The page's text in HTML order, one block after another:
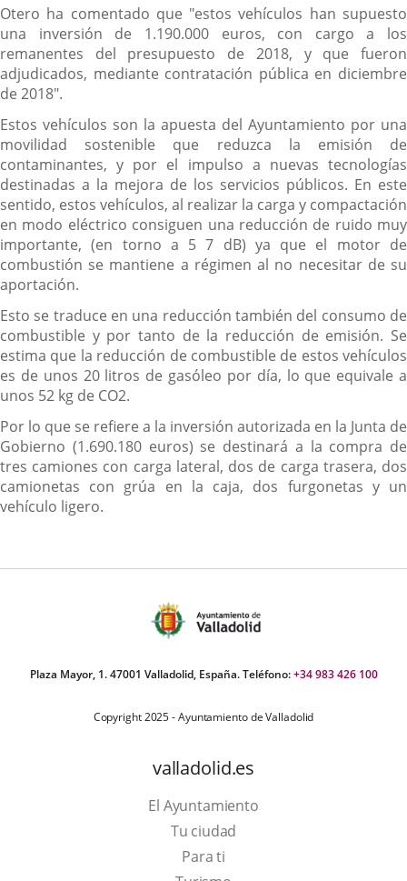
Otero ha comentado que "estos vehículos han supuesto
una inversión de 1.190.000 euros, con cargo a los
remanentes del presupuesto de 2018, y que fueron
adjudicados, mediante contratación pública en diciembre
de 2018".
Estos vehículos son la apuesta del Ayuntamiento por una
movilidad sostenible que reduzca la emisión de
contaminantes, y por el impulso a nuevas tecnologías
destinadas a la mejora de los servicios públicos. En este
sentido, estos vehículos, al realizar la carga y compactación
en modo eléctrico consiguen una reducción de ruido muy
importante, (en torno a 5 7 dB) ya que el motor de
combustión se mantiene a régimen al no necesitar de su
aportación.
Esto se traduce en una reducción también del consumo de
combustible y por tanto de la reducción de emisión. Se
estima que la reducción de combustible de estos vehículos
es de unos 20 litros de gasóleo por día, lo que equivale a
unos 52 kg de CO2.
Por lo que se refiere a la inversión autorizada en la Junta de
Gobierno (1.690.180 euros) se destinará a la compra de
tres camiones con carga lateral, dos de carga trasera, dos
camionetas con grúa en la caja, dos furgonetas y un
vehículo ligero.
Plaza Mayor, 1. 47001 Valladolid, España. Teléfono:+34 983 426 100
Copyright 2025 - Ayuntamiento de Valladolid
valladolid.es
El Ayuntamiento
Tu ciudad
Para ti